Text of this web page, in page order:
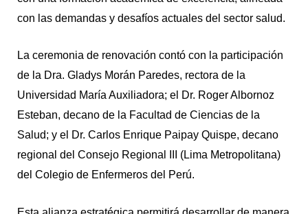
con las demandas y desafíos actuales del sector salud.
La ceremonia de renovación contó con la participación
de la Dra. Gladys Morán Paredes, rectora de la
Universidad María Auxiliadora; el Dr. Roger Albornoz
Esteban, decano de la Facultad de Ciencias de la
Salud; y el Dr. Carlos Enrique Paipay Quispe, decano
regional del Consejo Regional III (Lima Metropolitana)
del Colegio de Enfermeros del Perú.